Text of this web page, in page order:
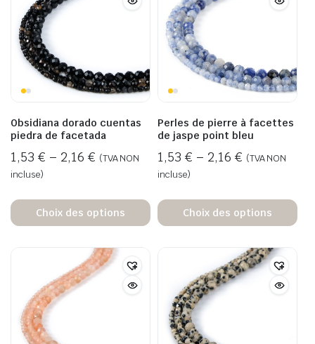
Obsidiana dorado cuentas
piedra de facetada
1,53 € – 2,16 € (TVA NON
incluse)
Choix des options
Perles de pierre à facettes
de jaspe point bleu
1,53 € – 2,16 € (TVA NON
incluse)
Choix des options